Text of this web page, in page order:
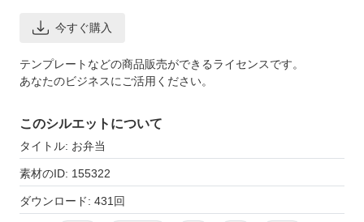
今すぐ購入
テンプレートなどの商品販売ができるライセンスです。
あなたのビジネスにご活用ください。
このシルエットについて
タイトル: お弁当
素材のID: 155322
ダウンロード: 431回